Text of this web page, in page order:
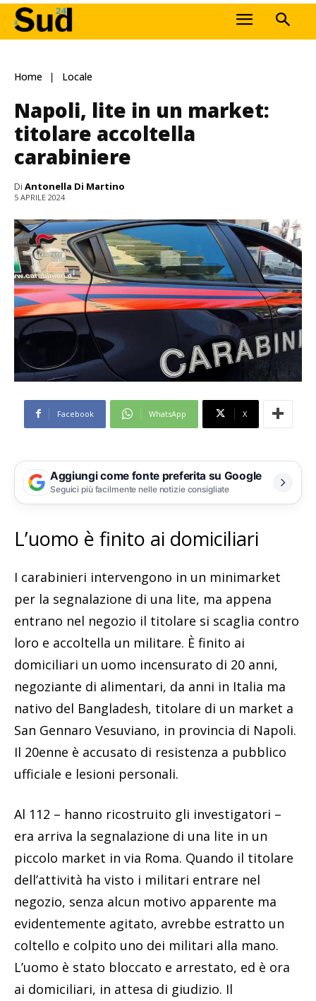
Home Locale
Napoli, lite in un market:
titolare accoltella
carabiniere
Di Antonella Di Martino
5 APRILE 2024
Facebook WhatsApp X
Aggiungi come fonte preferita su Google
Seguici più facilmente nelle notizie consigliate
L’uomo è finito ai domiciliari
I carabinieri intervengono in un minimarket
per la segnalazione di una lite, ma appena
entrano nel negozio il titolare si scaglia contro
loro e accoltella un militare. È finito ai
domiciliari un uomo incensurato di 20 anni,
negoziante di alimentari, da anni in Italia ma
nativo del Bangladesh, titolare di un market a
San Gennaro Vesuviano, in provincia di Napoli.
Il 20enne è accusato di resistenza a pubblico
ufficiale e lesioni personali.
Al 112 – hanno ricostruito gli investigatori –
era arriva la segnalazione di una lite in un
piccolo market in via Roma. Quando il titolare
dell’attività ha visto i militari entrare nel
negozio, senza alcun motivo apparente ma
evidentemente agitato, avrebbe estratto un
coltello e colpito uno dei militari alla mano.
L’uomo è stato bloccato e arrestato, ed è ora
ai domiciliari, in attesa di giudizio. Il